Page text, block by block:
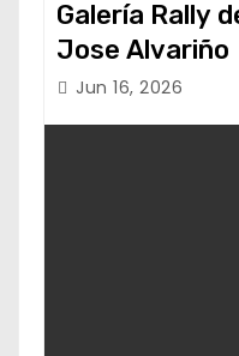
Galería Rally
Jose Alvariño
Jun 16, 2026